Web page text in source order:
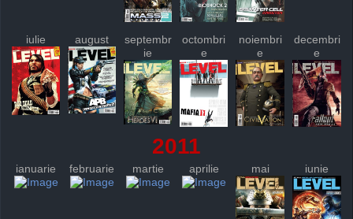
iulie august
septembr
ie
octombri
e
noiembri
e
decembri
e
2011
ianuarie februarie martie aprilie mai iunie